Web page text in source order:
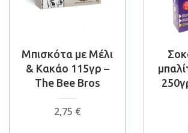
Μπισκότα με Μέλι
& Κακάο 115γρ –
The Bee Bros
2,75 €